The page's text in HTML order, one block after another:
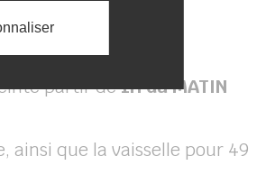
partir de1H du MATIN
ainsi que la vaisselle pour 49